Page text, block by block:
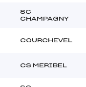
SC
CHAMPAGNY
COURCHEVEL
CS MERIBEL